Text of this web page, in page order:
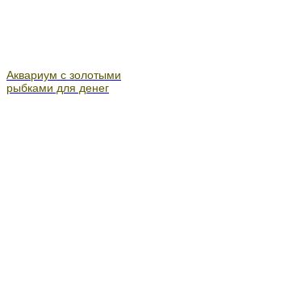
Аквариум с золотыми
рыбками для денег